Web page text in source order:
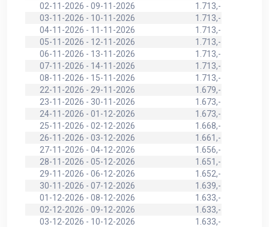
02-11-2026 - 09-11-2026
1.713,-
03-11-2026 - 10-11-2026
1.713,-
04-11-2026 - 11-11-2026
1.713,-
05-11-2026 - 12-11-2026
1.713,-
06-11-2026 - 13-11-2026
1.713,-
07-11-2026 - 14-11-2026
1.713,-
08-11-2026 - 15-11-2026
1.713,-
22-11-2026 - 29-11-2026
1.679,-
23-11-2026 - 30-11-2026
1.673,-
24-11-2026 - 01-12-2026
1.673,-
25-11-2026 - 02-12-2026
1.668,-
26-11-2026 - 03-12-2026
1.661,-
27-11-2026 - 04-12-2026
1.656,-
28-11-2026 - 05-12-2026
1.651,-
29-11-2026 - 06-12-2026
1.652,-
30-11-2026 - 07-12-2026
1.639,-
01-12-2026 - 08-12-2026
1.633,-
02-12-2026 - 09-12-2026
1.633,-
03-12-2026 - 10-12-2026
1.633,-